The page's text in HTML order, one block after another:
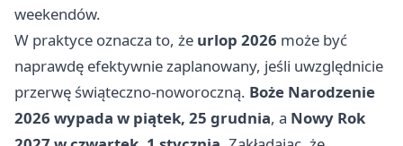
weekendów.
W praktyce oznacza to, że urlop 2026 może być
naprawdę efektywnie zaplanowany, jeśli uwzględnicie
przerwę świąteczno-noworoczną. Boże Narodzenie
2026 wypada w piątek, 25 grudnia, a Nowy Rok